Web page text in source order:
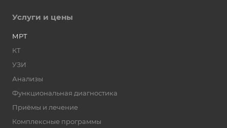
Услуги и цены
МРТ
КТ
УЗИ
Анализы
Функциональная диагностика
Приёмы и лечение
Комплексные программы